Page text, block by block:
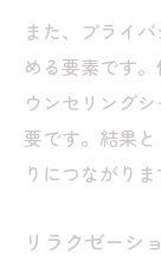
セラピ
カ
換え
リラ
セラ
また、プライ
める要素です
ウンセリング
要です。結果
りにつながりま
リラクゼーシ